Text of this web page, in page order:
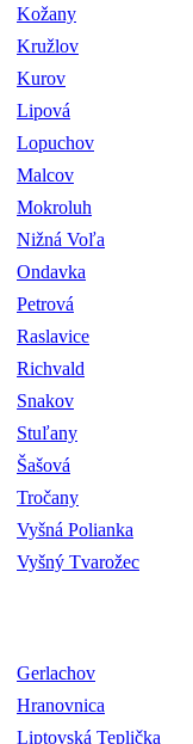
Kožany
Kružlov
Kurov
Lipová
Lopuchov
Malcov
Mokroluh
Nižná Voľa
Ondavka
Petrová
Raslavice
Richvald
Snakov
Stuľany
Šašová
Tročany
Vyšná Polianka
Vyšný Tvarožec
Gerlachov
Hranovnica
Liptovská Teplička